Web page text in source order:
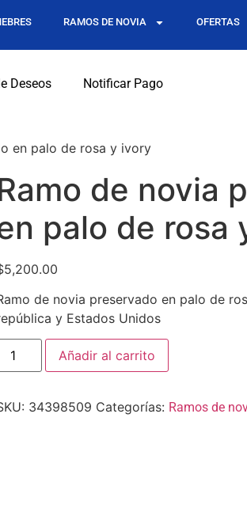
RAMOS DE NOVIA OFERTAS
Deseos Notificar Pago
en palo de rosa y ivory
de novia
palo de rosa
5,200.00
de novia preservado en palo de
y Estados Unidos
Añadir al carrito
34398509 Categorías: Ramos de